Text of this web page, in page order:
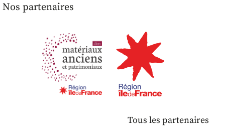
Nos partenaires
Tous les partenaires